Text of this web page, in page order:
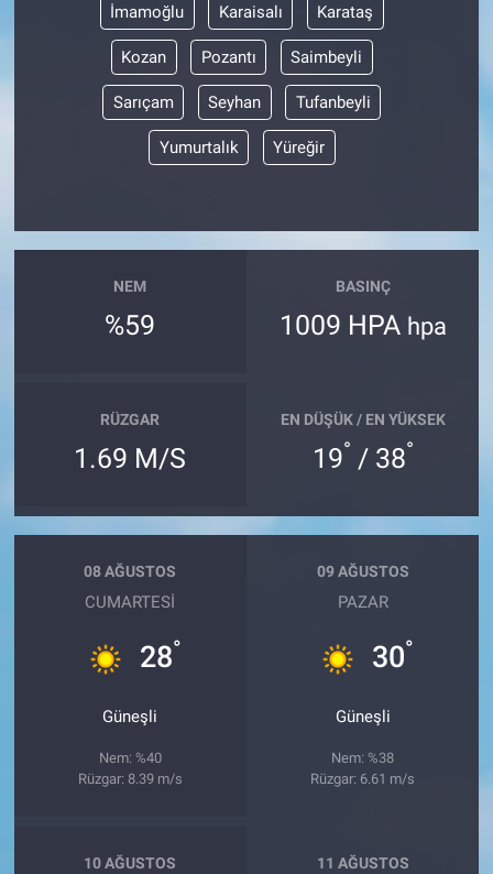
İmamoğlu Karaisalı Karataş
Kozan Pozantı Saimbeyli
Sarıçam Seyhan Tufanbeyli
Yumurtalık Yüreğir
NEM
%59
BASINÇ
1009 HPA hpa
RÜZGAR
1.69 M/S
EN DÜŞÜK / EN YÜKSEK
19° / 38°
08 AĞUSTOS
CUMARTESI
28°
Güneşli
Nem: %40
Rüzgar: 8.39 m/s
09 AĞUSTOS
PAZAR
30°
Güneşli
Nem: %38
Rüzgar: 6.61 m/s
10 AĞUSTOS 11 AĞUSTOS